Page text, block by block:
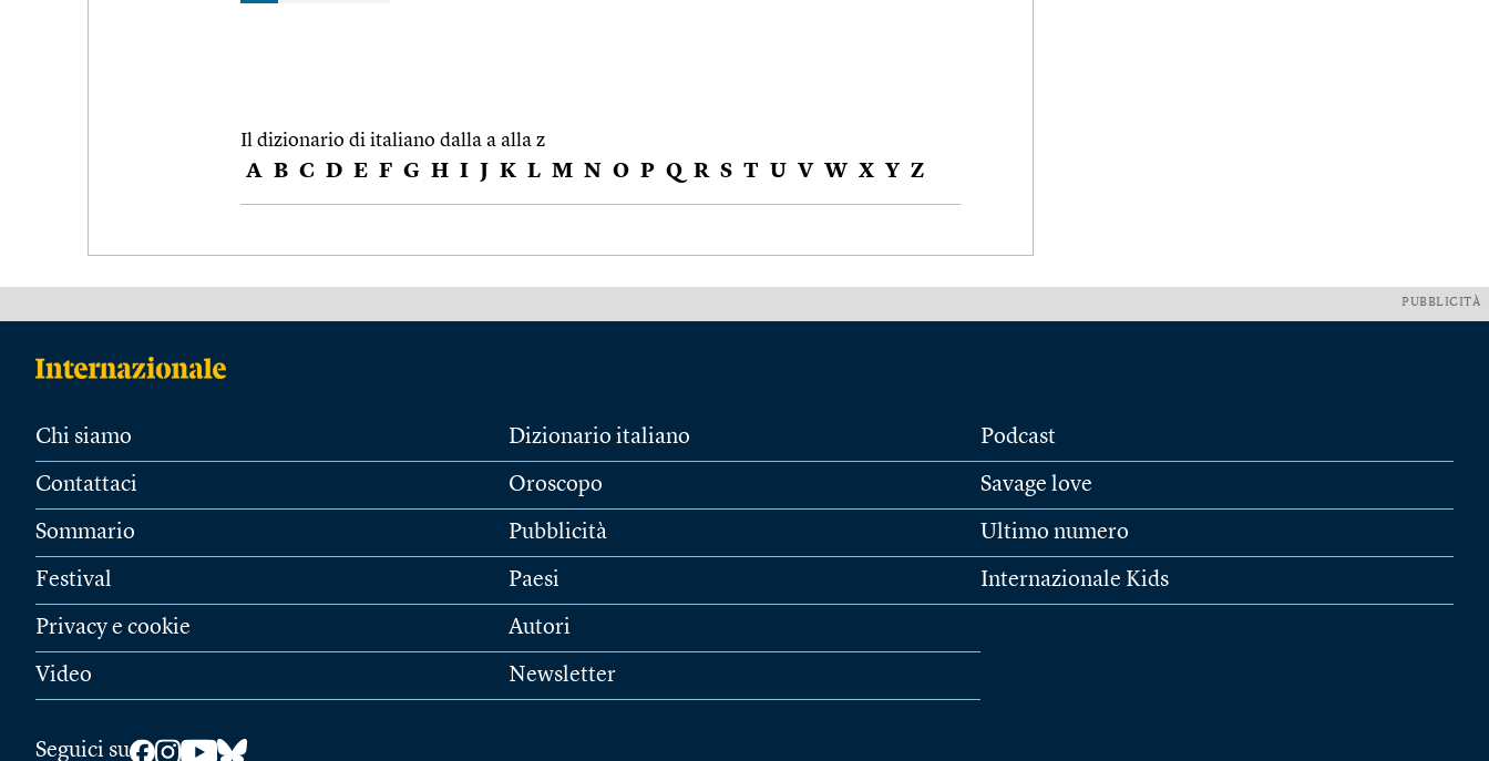
Il dizionario di italiano dalla a alla z
A B C D E F G H I J K L M N O P Q R S T U V W X Y Z
PUBBLICITÀ
Chi siamo
Contattaci
Sommario
Festival
Privacy e cookie
Video
Dizionario italiano
Oroscopo
Pubblicità
Paesi
Autori
Newsletter
Podcast
Savage love
Ultimo numero
Internazionale Kids
Seguici su